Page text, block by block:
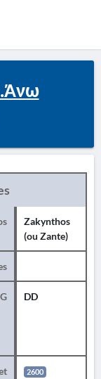
Zakynthos
(ou Zante)
DD
2600